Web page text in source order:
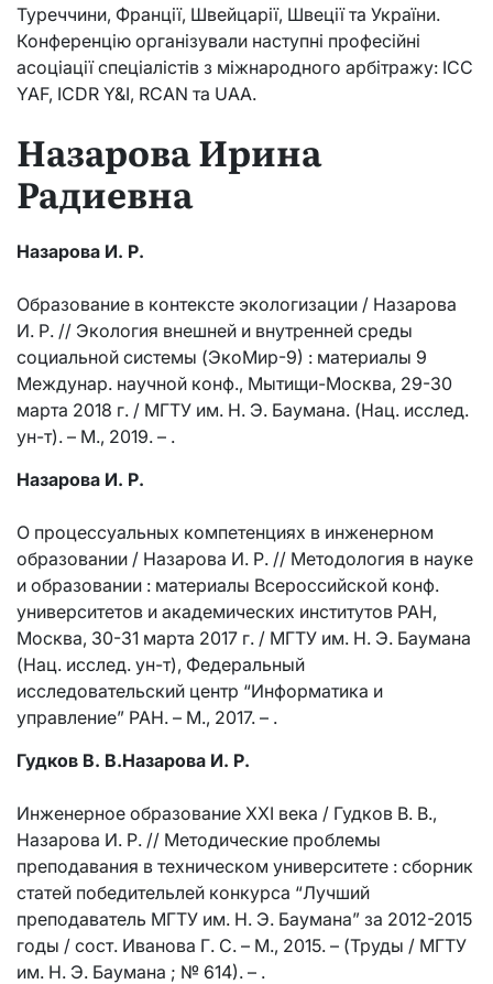
Туреччини, Франції, Швейцарії, Швеції та України.
Конференцію організували наступні професійні
асоціації спеціалістів з міжнародного арбітражу: ICC
YAF, ICDR Y&I, RCAN та UAA.
Назарова Ирина
Радиевна
Назарова И. Р.
Образование в контексте экологизации / Назарова
И. Р. // Экология внешней и внутренней среды
социальной системы (ЭкоМир-9) : материалы 9
Междунар. научной конф., Мытищи-Москва, 29-30
марта 2018 г. / МГТУ им. Н. Э. Баумана. (Нац. исслед.
ун-т). – М., 2019. – .
Назарова И. Р.
О процессуальных компетенциях в инженерном
образовании / Назарова И. Р. // Методология в науке
и образовании : материалы Всероссийской конф.
университетов и академических институтов РАН,
Москва, 30-31 марта 2017 г. / МГТУ им. Н. Э. Баумана
(Нац. исслед. ун-т), Федеральный
исследовательский центр “Информатика и
управление” РАН. – М., 2017. – .
Гудков В. В.Назарова И. Р.
Инженерное образование XXI века / Гудков В. В.,
Назарова И. Р. // Методические проблемы
преподавания в техническом университете : сборник
статей победительлей конкурса “Лучший
преподаватель МГТУ им. Н. Э. Баумана” за 2012-2015
годы / сост. Иванова Г. С. – М., 2015. – (Труды / МГТУ
им. Н. Э. Баумана ; № 614). – .